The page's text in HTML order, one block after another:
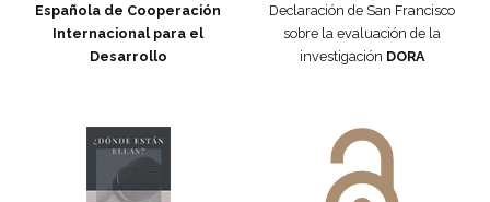
Española de Cooperación
Internacional para el
Desarrollo
Declaración de San Francisco
sobre la evaluación de la
investigación DORA